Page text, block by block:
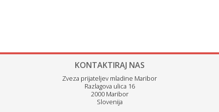
KONTAKTIRAJ NAS
Zveza prijateljev mladine Maribor
Razlagova ulica 16
2000 Maribor
Slovenija